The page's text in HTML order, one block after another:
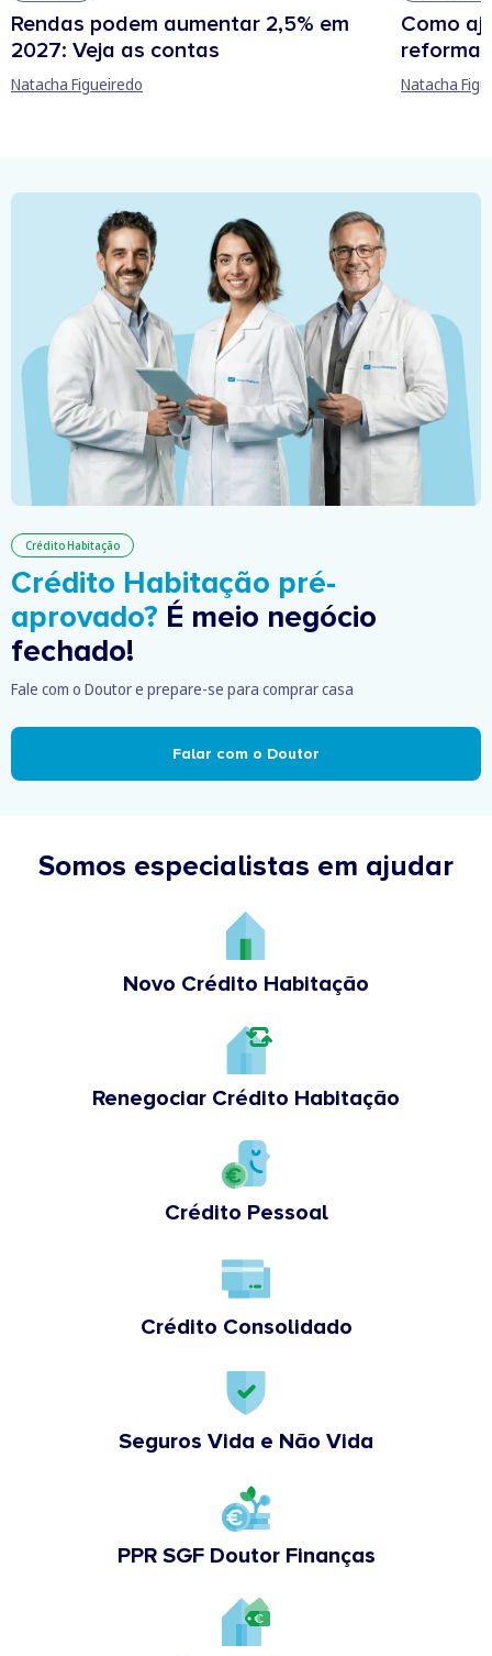
Rendas podem aumentar 2,5% em
2027: Veja as contas
Natacha Figueiredo
Como
reforma
Natacha
Crédito Habitação
Crédito Habitação pré-
aprovado? É meio negócio
fechado!
Fale com o Doutor e prepare-se para comprar casa
Falar com o Doutor
Somos especialistas em ajudar
Novo Crédito Habitação
Renegociar Crédito Habitação
Crédito Pessoal
Crédito Consolidado
Seguros Vida e Não Vida
PPR SGF Doutor Finanças